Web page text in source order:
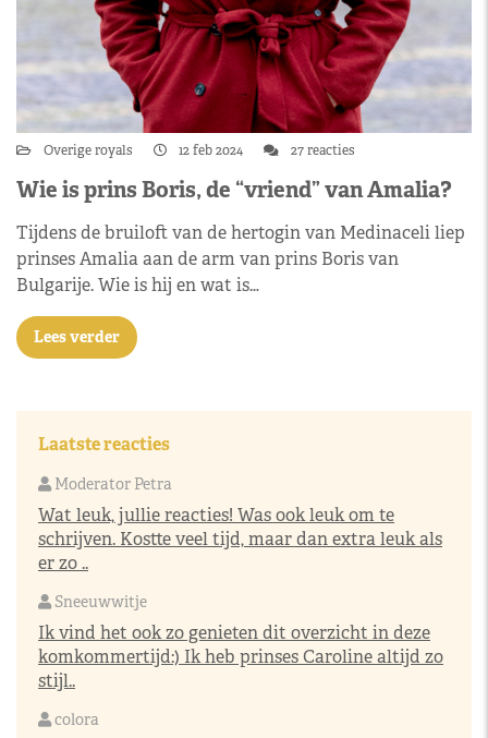
Overige royals 12 feb 2024 27 reacties
Wie is prins Boris, de “vriend” van Amalia?
Tijdens de bruiloft van de hertogin van Medinaceli liep
prinses Amalia aan de arm van prins Boris van
Bulgarije. Wie is hij en wat is…
Lees verder
Laatste reacties
Moderator Petra
Wat leuk, jullie reacties! Was ook leuk om te
schrijven. Kostte veel tijd, maar dan extra leuk als
er zo ..
Sneeuwwitje
Ik vind het ook zo genieten dit overzicht in deze
komkommertijd:) Ik heb prinses Caroline altijd zo
stijl..
colora